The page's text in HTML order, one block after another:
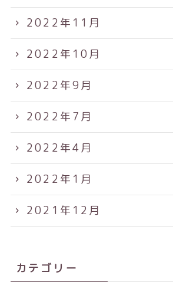
2022年11月
2022年10月
2022年9月
2022年7月
2022年4月
2022年1月
2021年12月
カテゴリー